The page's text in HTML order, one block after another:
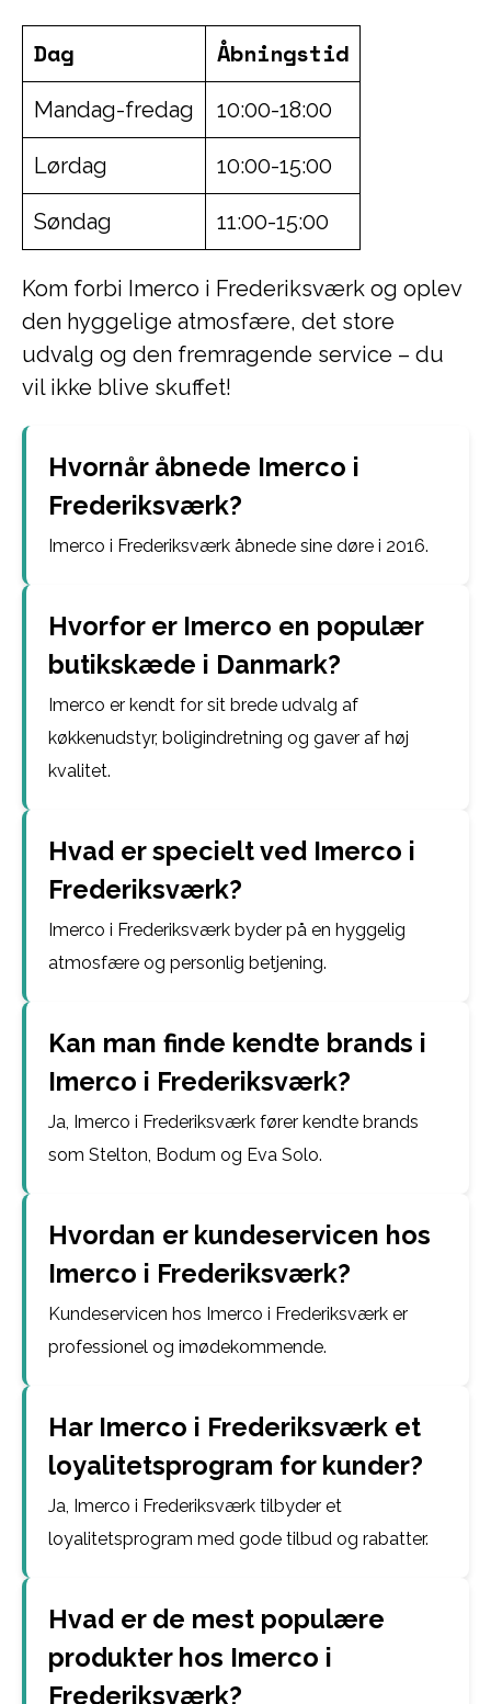
Dag Åbningstid
Mandag-fredag 10:00-18:00
Lørdag 10:00-15:00
Søndag 11:00-15:00
Kom forbi Imerco i Frederiksværk og oplev
den hyggelige atmosfære, det store
udvalg og den fremragende service – du
vil ikke blive skuffet!
Hvornår åbnede Imerco i
Frederiksværk?
Imerco i Frederiksværk åbnede sine døre i 2016.
Hvorfor er Imerco en populær
butikskæde i Danmark?
Imerco er kendt for sit brede udvalg af
køkkenudstyr, boligindretning og gaver af høj
kvalitet.
Hvad er specielt ved Imerco i
Frederiksværk?
Imerco i Frederiksværk byder på en hyggelig
atmosfære og personlig betjening.
Kan man finde kendte brands i
Imerco i Frederiksværk?
Ja, Imerco i Frederiksværk fører kendte brands
som Stelton, Bodum og Eva Solo.
Hvordan er kundeservicen hos
Imerco i Frederiksværk?
Kundeservicen hos Imerco i Frederiksværk er
professionel og imødekommende.
Har Imerco i Frederiksværk et
loyalitetsprogram for kunder?
Ja, Imerco i Frederiksværk tilbyder et
loyalitetsprogram med gode tilbud og rabatter.
Hvad er de mest populære
produkter hos Imerco i
Frederiksværk?